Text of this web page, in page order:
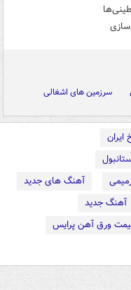
سرزمین های اشغالی
ایران
آهنگ های جدید
آهنگ جدید
ورق آهن پرایس